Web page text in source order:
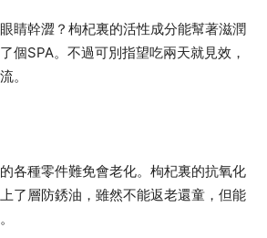
睛幹澀？枸杞裏的活性成分能幫著滋潤
個SPA。不過可別指望吃兩天就見效，
。
各種零件難免會老化。枸杞裏的抗氧化
了層防銹油，雖然不能返老還童，但能